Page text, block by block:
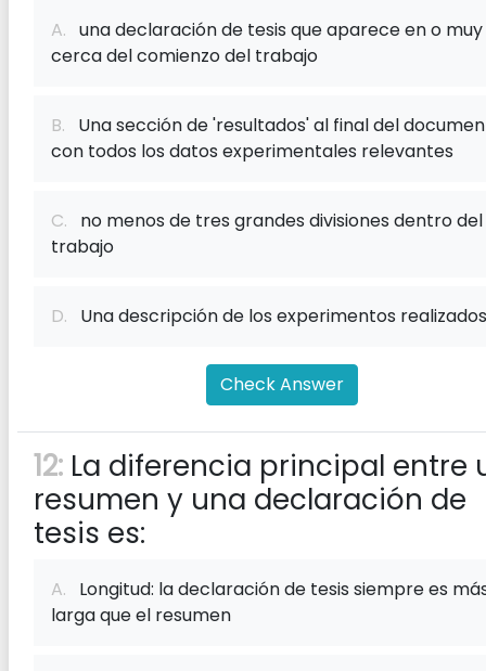
A. una declaración de tesis que aparece en o muy
cerca del comienzo del trabajo
B. Una sección de 'resultados' al final del
con todos los datos experimentales relevantes
C. no menos de tres grandes divisiones dentro del
trabajo
D. Una descripción de los experimentos realizados
Check Answer
12: La diferencia principal entre
resumen y una declaración de
tesis es:
A. Longitud: la declaración de tesis siempre es
larga que el resumen